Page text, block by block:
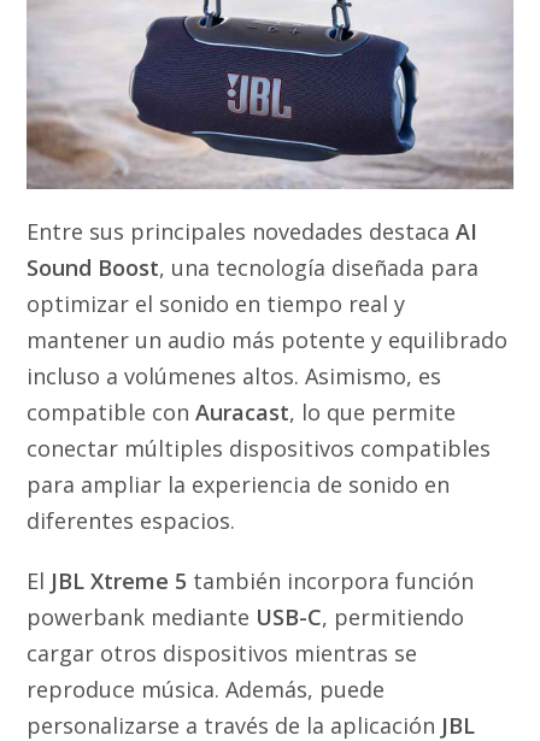
Entre sus principales novedades destacaAI
Sound Boost, una tecnología diseñada para
optimizar el sonido en tiempo real y
mantener un audio más potente y equilibrado
incluso a volúmenes altos. Asimismo, es
compatible conAuracast, lo que permite
conectar múltiples dispositivos compatibles
para ampliar la experiencia de sonido en
diferentes espacios.
El JBL Xtreme 5 también incorpora función
powerbank mediante USB-C, permitiendo
cargar otros dispositivos mientras se
reproduce música. Además, puede
personalizarse a través de la aplicación JBL